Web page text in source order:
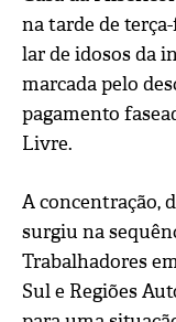
na tarde de
lar de idosos da
marcada pelo
pagamento
Livre.
A concentração,
surgiu na
Trabalhadores
Sul e Regiões